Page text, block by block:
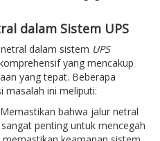
dalam Sistem UPS
dalam sistem UPS
yang mencakup
yang tepat. Beberapa
masalah ini meliputi:
Memastikan bahwa jalur netral
penting untuk mencegah